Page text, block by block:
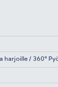
harjoille / 360°